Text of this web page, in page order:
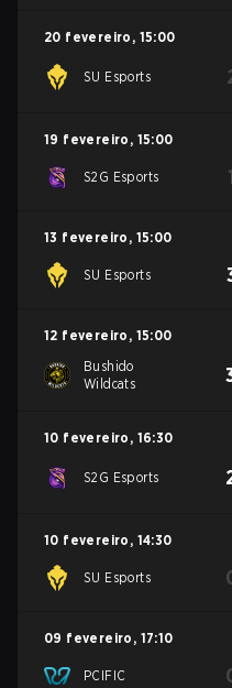
20 fevereiro , 15:00
SU Esports
19 fevereiro , 15:00
S2G Esports 1
13 fevereiro , 15:00
SU Esports
12 fevereiro , 15:00
Bushido
Wildcats
10 fevereiro , 16:30
S2G Esports
10 fevereiro , 14:30
SU Esports
09 fevereiro , 17:10
PCIFIC